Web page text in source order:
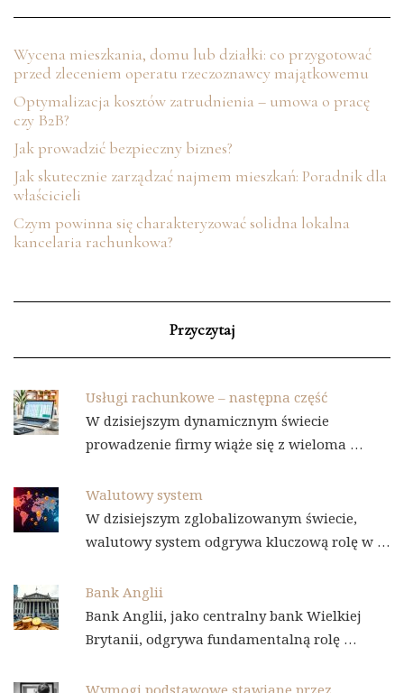
Wycena mieszkania, domu lub działki: co przygotować
przed zleceniem operatu rzeczoznawcy majątkowemu
Optymalizacja kosztów zatrudnienia – umowa o pracę
czy B2B?
Jak prowadzić bezpieczny biznes?
Jak skutecznie zarządzać najmem mieszkań: Poradnik dla
właścicieli
Czym powinna się charakteryzować solidna lokalna
kancelaria rachunkowa?
Przyczytaj
Usługi rachunkowe – następna część
W dzisiejszym dynamicznym świecie
prowadzenie firmy wiąże się z wieloma …
Walutowy system
W dzisiejszym zglobalizowanym świecie,
walutowy system odgrywa kluczową rolę w …
Bank Anglii
Bank Anglii, jako centralny bank Wielkiej
Brytanii, odgrywa fundamentalną rolę …
Wymogi podstawowe stawiane przez